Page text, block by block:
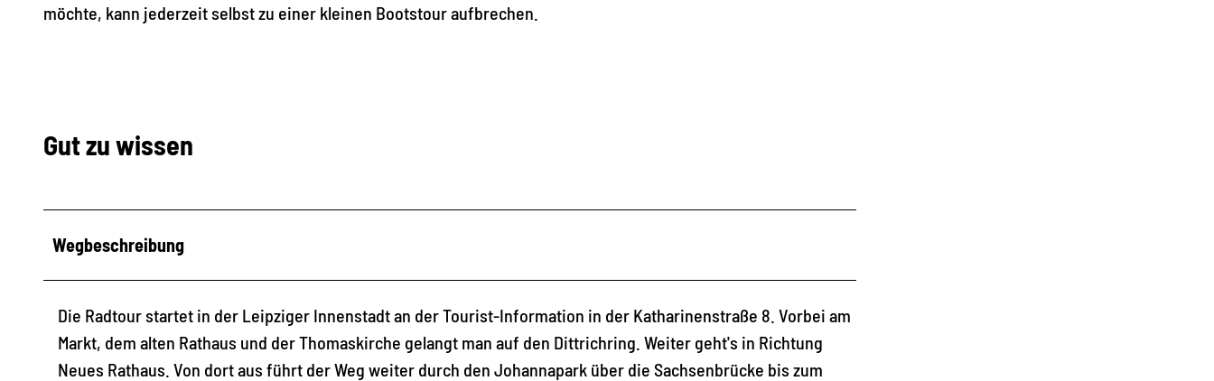
möchte, kann jederzeit selbst zu einer kleinen Bootstour aufbrechen.
Gut zu wissen
Wegbeschreibung
Die Radtour startet in der Leipziger Innenstadt an der Tourist-Information in der Katharinenstraße 8. Vorbei am
Markt, dem alten Rathaus und der Thomaskirche gelangt man auf den Dittrichring. Weiter geht's in Richtung
Neues Rathaus. Von dort aus führt der Weg weiter durch den Johannapark über die Sachsenbrücke bis zum